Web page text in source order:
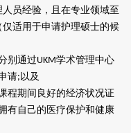
员经验，且在专业领域至
仅适用于申请护理硕士的候
别通过UKM学术管理中心
请;以及
程期间良好的经济状况证
有自己的医疗保护和健康